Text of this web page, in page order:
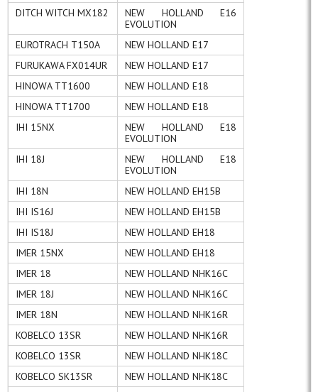
DITCH WITCH MX182
NEW HOLLAND E16
EVOLUTION
EUROTRACH T150A
NEW HOLLAND E17
FURUKAWA FX014UR
NEW HOLLAND E17
HINOWA TT1600
NEW HOLLAND E18
HINOWA TT1700
NEW HOLLAND E18
IHI 15NX
NEW HOLLAND E18
EVOLUTION
IHI 18J
NEW HOLLAND E18
EVOLUTION
IHI 18N
NEW HOLLAND EH15B
IHI IS16J
NEW HOLLAND EH15B
IHI IS18J
NEW HOLLAND EH18
IMER 15NX
NEW HOLLAND EH18
IMER 18
NEW HOLLAND NHK16C
IMER 18J
NEW HOLLAND NHK16C
IMER 18N
NEW HOLLAND NHK16R
KOBELCO 13SR
NEW HOLLAND NHK16R
KOBELCO 13SR
NEW HOLLAND NHK18C
KOBELCO SK13SR
NEW HOLLAND NHK18C